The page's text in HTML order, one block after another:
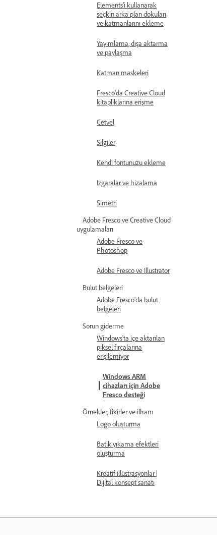
Elements'i kullanarak
seçkin arka plan dokuları
ve katmanlarını ekleme
Yayımlama, dışa aktarma
ve paylaşma
Katman maskeleri
Fresco'da Creative Cloud
kitaplıklarına erişme
Cetvel
Silgiler
Kendi fontunuzu ekleme
Izgaralar ve hizalama
Simetri
Adobe Fresco ve Creative Cloud
uygulamaları
Adobe Fresco ve
Photoshop
Adobe Fresco ve Illustrator
Bulut belgeleri
Adobe Fresco'da bulut
belgeleri
Sorun giderme
Windows'ta içe aktarılan
piksel fırçalarına
erişilemiyor
Windows ARM
cihazları için Adobe
Fresco desteği
Örnekler, fikirler ve ilham
Logo oluşturma
Batik yıkama efektleri
oluşturma
Kreatif illüstrasyonlar |
Dijital konsept sanatı